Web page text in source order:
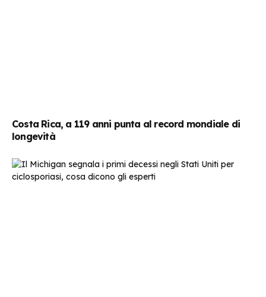
Costa Rica, a 119 anni punta al record mondiale di
longevità